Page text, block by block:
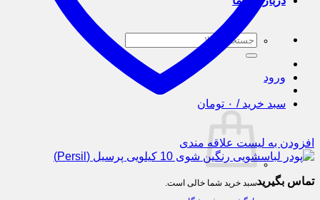
جستجو
برای:
ورود
سبد خرید / ۰ تومان
سبد خرید شما خالی است.
افزودن به لیست علاقه مندی
تماس بگیرید